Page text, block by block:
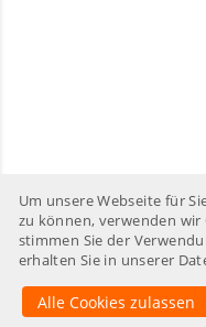
Um unsere Webseite für
zu können, verwenden
stimmen Sie der
erhalten Sie in unserer
Alle Cookies zulassen